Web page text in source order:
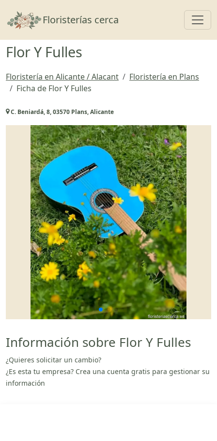
Floristerías cerca
Flor Y Fulles
Floristería en Alicante / Alacant
Floristería en Plans
Ficha de Flor Y Fulles
C. Beniardá, 8, 03570 Plans, Alicante
Información sobre Flor Y Fulles
¿Quieres solicitar un cambio?
¿Es esta tu empresa? Crea una cuenta gratis para gestionar su
información